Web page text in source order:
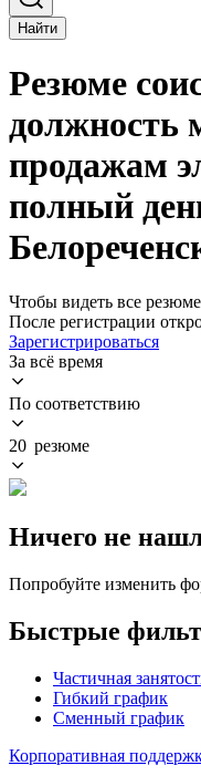
Найти
Резюме
должность
продажам
полный
Чтобы видеть все
После регистрации
Зарегистрироваться
За всё время
По соответствию
20 резюме
Ничего не
Попробуйте изменить
Быстрые
Частичная
Гибкий график
Сменный график
Корпоративная